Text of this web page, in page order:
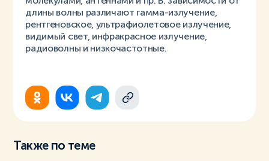
длины волны различают гамма-излучение,
рентгеновское, ультрафиолетовое излучение,
видимый свет, инфракрасное излучение,
радиоволны и низкочастотные.
Также по теме